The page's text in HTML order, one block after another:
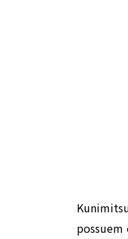
possuem